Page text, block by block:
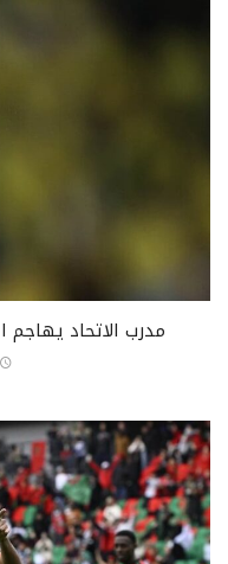
مدرب الاتحاد يهاجم